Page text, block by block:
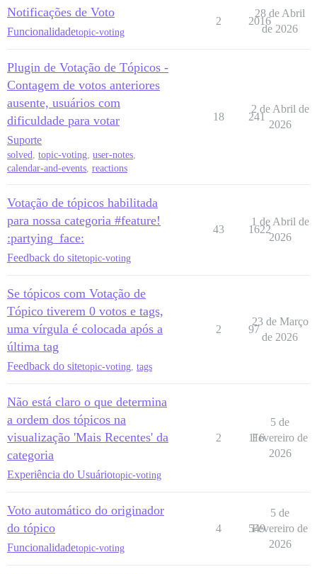
Notificações de Voto
Funcionalidadetopic-voting
2 2016
28 de Abril
de 2026
Plugin de Votação de Tópicos -
Contagem de votos anteriores
ausente, usuários com
dificuldade para votar
Suporte
solved, topic-voting, user-notes,
calendar-and-events, reactions
18 241
2 de Abril de
2026
Votação de tópicos habilitada
para nossa categoria #feature!
:partying_face:
Feedback do sitetopic-voting
43 1622
1 de Abril de
2026
Se tópicos com Votação de
Tópico tiverem 0 votos e tags,
uma vírgula é colocada após a
última tag
Feedback do sitetopic-voting tags
2 97
23 de Março
de 2026
Não está claro o que determina
a ordem dos tópicos na
visualização 'Mais Recentes' da
categoria
Experiência do Usuáriotopic-voting
2 116
5 de
Fevereiro de
2026
Voto automático do originador
do tópico
Funcionalidadetopic-voting
4 549
5 de
Fevereiro de
2026